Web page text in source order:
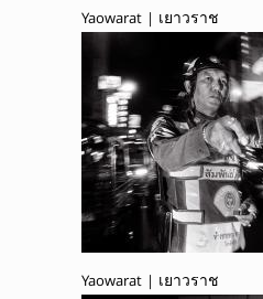
Yaowarat | เยาวราช
Yaowarat | เยาวราช